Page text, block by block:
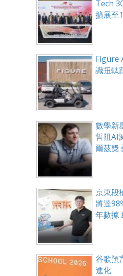
Tech
擴展至
Figure
識扭軚
數學新
誓阻AI
爾茲獎
京東段
將達
年數據
谷歌預
進化